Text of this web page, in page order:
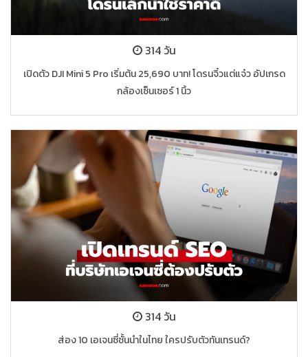
314 วัน
เปิดตัว DJI Mini 5 Pro เริ่มต้น 25,690 บาท! โดรนจิ๋วแต่แจ๋ว อัปเกรด
กล้องเซ็นเซอร์ 1 นิ้ว
314 วัน
ส่อง 10 เอเจนซี่ชั้นนำในไทย ใครปรับตัวทันเทรนด์?